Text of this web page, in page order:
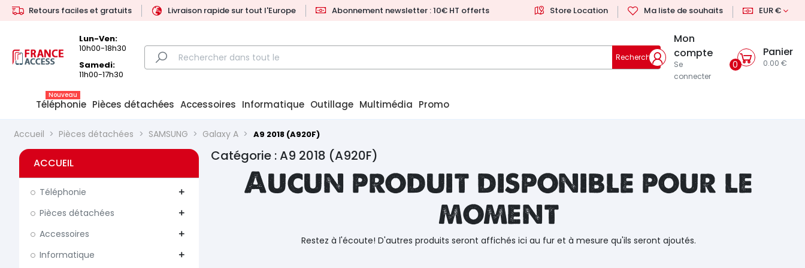
Retours faciles et gratuits Livraison rapide sur tout l'Europe Abonnement newsletter : 10€ HT offerts Store Location Ma liste de souhaits EUR €
Lun-Ven:
10h00-18h30
Samedi:
11h00-17h30
Rechercher
Mon
compte
Se
connecter
0
Panier
0.00 €
Téléphonie
Nouveau
Pièces détachées Accessoires Informatique Outillage Multimédia Promo
Accueil Pièces détachées SAMSUNG Galaxy A A9 2018 (A920F)
ACCUEIL
Téléphonie add
Pièces détachées add
Accessoires add
Informatique add
Catégorie : A9 2018 (A920F)
Aucun produit disponible pour le
moment
Restez à l'écoute! D'autres produits seront affichés ici au fur et à mesure qu'ils seront ajoutés.